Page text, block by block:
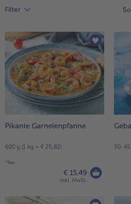
alle Hausmannskost &
Brot & Gebäck
alle Brot & Gebäck
Süße Vielfalt
alle Süße Vielfalt
Confiserie & Feinkost
alle Confiserie & Feinkost
Wein & Spirituosen
alle Wein & Spirituosen
Küchenhelfer
alle Küchenhelfer
Filter
Pikante Garnelenpfanne
600 g (1 kg = € 25,82)
€ 15,49
inkl. MwSt.
30-45